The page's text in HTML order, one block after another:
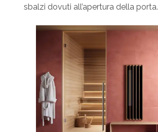
sbalzi dovuti all’apertura della porta.